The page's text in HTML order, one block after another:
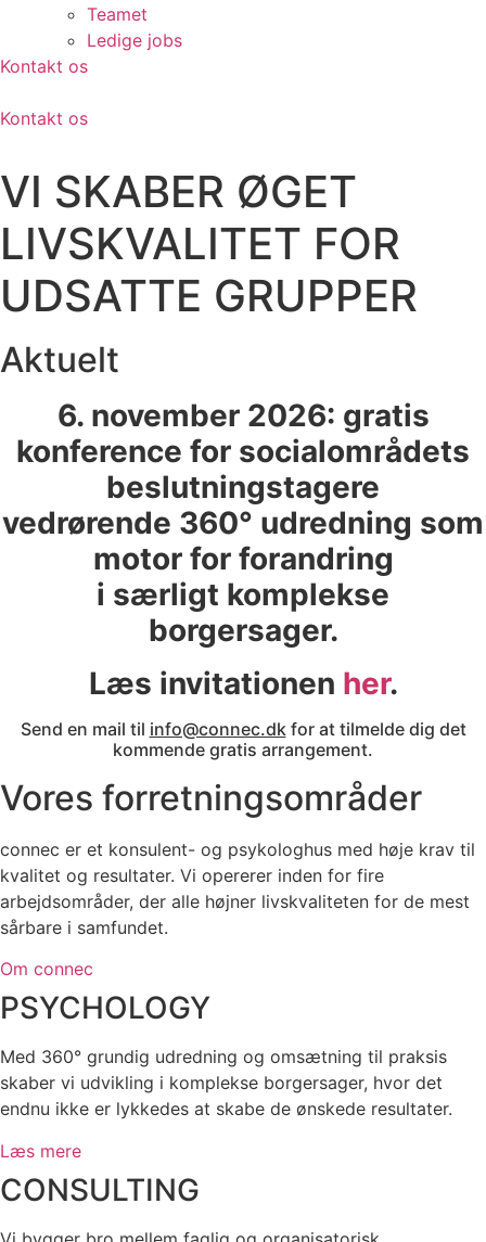
Teamet
Ledige jobs
Kontakt os
Kontakt os
VI SKABER ØGET
LIVSKVALITET FOR
UDSATTE GRUPPER
Aktuelt
6. november 2026: gratis
konference for socialområdets
beslutningstagere
vedrørende 360° udredning som
motor for forandring
i særligt komplekse
borgersager.
Læs invitationen her.
Send en mail til info@connec.dkfor at tilmelde dig det
kommende gratis arrangement.
Vores forretningsområder
connec er et konsulent- og psykologhus med høje krav til
kvalitet og resultater. Vi opererer inden for fire
arbejdsområder, der alle højner livskvaliteten for de mest
sårbare i samfundet.
Om connec
PSYCHOLOGY
Med 360° grundig udredning og omsætning til praksis
skaber vi udvikling i komplekse borgersager, hvor det
endnu ikke er lykkedes at skabe de ønskede resultater.
Læs mere
CONSULTING